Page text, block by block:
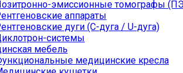
эмиссионные томографы
аппараты
дуги (С-дуга / U-дуга)
системы
мебель
медицинские кресла